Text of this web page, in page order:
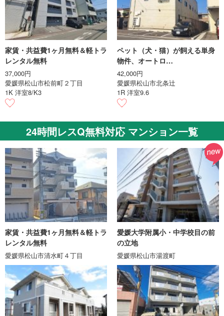
家賃・共益費1ヶ月無料＆軽トラ
レンタル無料
37,000円
愛媛県松山市松前町２丁目
1K 洋室8/K3
ペット（犬・猫）が飼える単身
物件、オートロ…
42,000円
愛媛県松山市北条辻
1R 洋室9.6
24時間レスQ無料対応 マンション一覧
家賃・共益費1ヶ月無料＆軽トラ
レンタル無料
愛媛県松山市清水町４丁目
愛媛大学附属小・中学校目の前
の立地
愛媛県松山市湯渡町